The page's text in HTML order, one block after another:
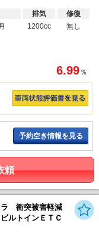
排気
1200cc
修復
無し
6.99 ％
予約空き情報を見る
頼
衝突被害軽減
ルトインＥＴＣ